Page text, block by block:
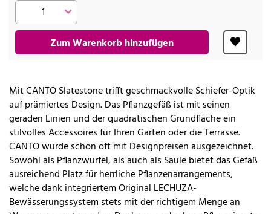
Zum Warenkorb hinzufügen
Mit CANTO Slatestone trifft geschmackvolle Schiefer-Optik
auf prämiertes Design. Das Pflanzgefäß ist mit seinen
geraden Linien und der quadratischen Grundfläche ein
stilvolles Accessoires für Ihren Garten oder die Terrasse.
CANTO wurde schon oft mit Designpreisen ausgezeichnet.
Sowohl als Pflanzwürfel, als auch als Säule bietet das Gefäß
ausreichend Platz für herrliche Pflanzenarrangements,
welche dank integriertem Original LECHUZA-
Bewässerungssystem stets mit der richtigem Menge an